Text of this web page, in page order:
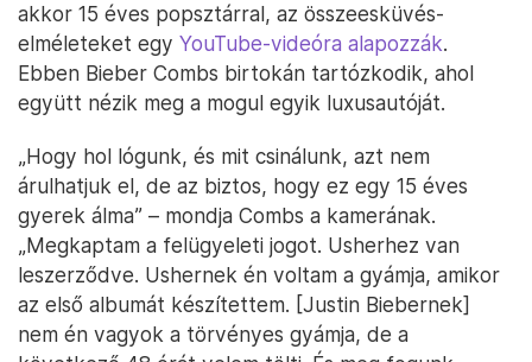
akkor 15 éves popsztárral, az összeesküvés-
elméleteket egy YouTube-videóra alapozzák.
Ebben Bieber Combs birtokán tartózkodik, ahol
együtt nézik meg a mogul egyik luxusautóját.
„Hogy hol lógunk, és mit csinálunk, azt nem
árulhatjuk el, de az biztos, hogy ez egy 15 éves
gyerek álma” – mondja Combs a kamerának.
„Megkaptam a felügyeleti jogot. Usherhez van
leszerződve. Ushernek én voltam a gyámja, amikor
az első albumát készítettem. [Justin Biebernek]
nem én vagyok a törvényes gyámja, de a